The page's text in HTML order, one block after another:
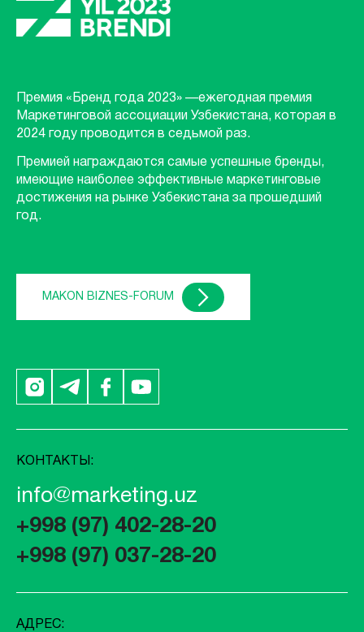
Премия «Бренд года 2023» —ежегодная премия
Маркетинговой ассоциации Узбекистана, которая в
2024 году проводится в седьмой раз.
Премией награждаются самые успешные бренды,
имеющие наиболее эффективные маркетинговые
достижения на рынке Узбекистана за прошедший
год.
MAKON BIZNES-FORUM
КОНТАКТЫ:
info@marketing.uz
+998 (97) 402-28-20
+998 (97) 037-28-20
АДРЕС: